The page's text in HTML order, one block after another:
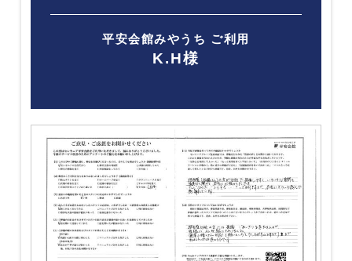
平安会館みやうち ご利用
K.H様